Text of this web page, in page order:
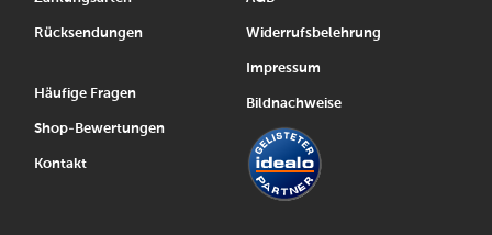
Rücksendungen
Häufige Fragen
Shop-Bewertungen
Kontakt
Widerrufsbelehrung
Impressum
Bildnachweise